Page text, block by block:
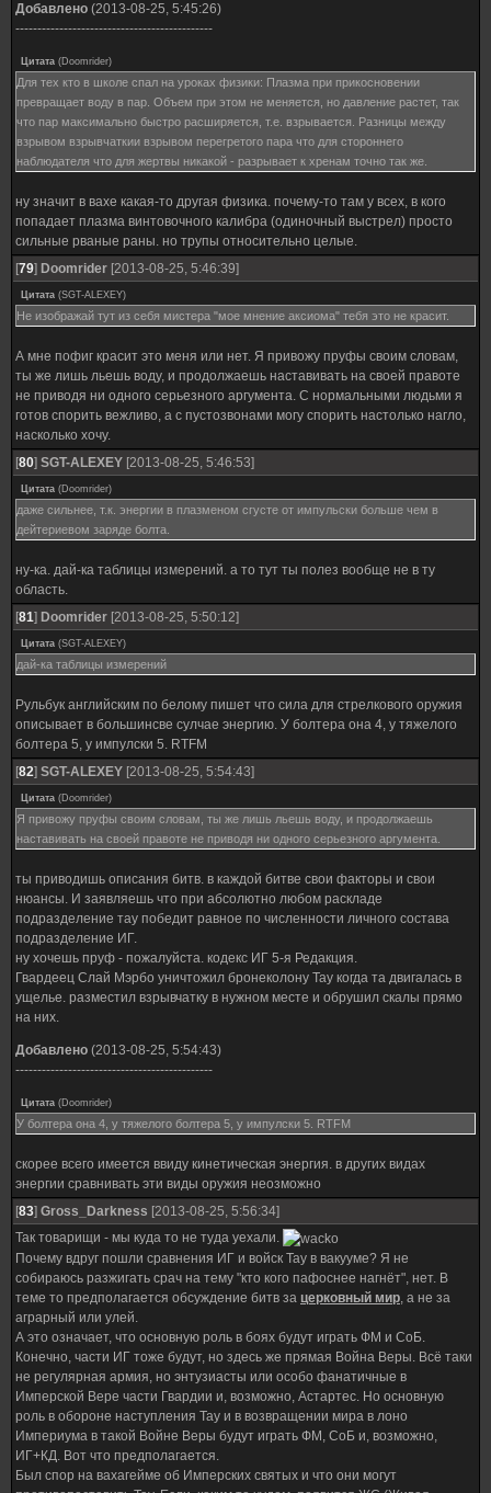
Добавлено (2013-08-25, 5:45:26)
---------------------------------------------
Цитата (Doomrider)
Для тех кто в школе спал на уроках физики: Плазма при прикосновении
превращает воду в пар. Объем при этом не меняется, но давление растет, так
что пар максимально быстро расширяется, т.е. взрывается. Разницы между
взрывом взрывчаткии взрывом перегретого пара что для стороннего
наблюдателя что для жертвы никакой - разрывает к хренам точно так же.
ну значит в вахе какая-то другая физика. почему-то там у всех, в кого
попадает плазма винтовочного калибра (одиночный выстрел) просто
сильные рваные раны. но трупы относительно целые.
[79] Doomrider [2013-08-25, 5:46:39]
Цитата (SGT-ALEXEY)
Не изображай тут из себя мистера "мое мнение аксиома" тебя это не красит.
А мне пофиг красит это меня или нет. Я привожу пруфы своим словам,
ты же лишь льешь воду, и продолжаешь наставивать на своей правоте
не приводя ни одного серьезного аргумента. С нормальными людьми я
готов спорить вежливо, а с пустозвонами могу спорить настолько нагло,
насколько хочу.
[80] SGT-ALEXEY [2013-08-25, 5:46:53]
Цитата (Doomrider)
даже сильнее, т.к. энергии в плазменом сгусте от импульски больше чем в
дейтериевом заряде болта.
ну-ка. дай-ка таблицы измерений. а то тут ты полез вообще не в ту
область.
[81] Doomrider [2013-08-25, 5:50:12]
Цитата (SGT-ALEXEY)
дай-ка таблицы измерений
Рульбук английским по белому пишет что сила для стрелкового оружия
описывает в большинсве сулчае энергию. У болтера она 4, у тяжелого
болтера 5, у импулски 5. RTFM
[82] SGT-ALEXEY [2013-08-25, 5:54:43]
Цитата (Doomrider)
Я привожу пруфы своим словам, ты же лишь льешь воду, и продолжаешь
наставивать на своей правоте не приводя ни одного серьезного аргумента.
ты приводишь описания битв. в каждой битве свои факторы и свои
нюансы. И заявляешь что при абсолютно любом раскладе
подразделение тау победит равное по численности личного состава
подразделение ИГ.
ну хочешь пруф - пожалуйста. кодекс ИГ 5-я Редакция.
Гвардеец Слай Мэрбо уничтожил бронеколону Тау когда та двигалась в
ущелье. разместил взрывчатку в нужном месте и обрушил скалы прямо
на них.
Добавлено (2013-08-25, 5:54:43)
---------------------------------------------
Цитата (Doomrider)
У болтера она 4, у тяжелого болтера 5, у импулски 5. RTFM
скорее всего имеется ввиду кинетическая энергия. в других видах
энергии сравнивать эти виды оружия неозможно
[83] Gross_Darkness [2013-08-25, 5:56:34]
Так товарищи - мы куда то не туда уехали.
Почему вдруг пошли сравнения ИГ и войск Тау в вакууме? Я не
собираюсь разжигать срач на тему "кто кого пафоснее нагнёт", нет. В
теме то предполагается обсуждение битв за церковный мир, а не за
аграрный или улей.
А это означает, что основную роль в боях будут играть ФМ и СоБ.
Конечно, части ИГ тоже будут, но здесь же прямая Война Веры. Всё таки
не регулярная армия, но энтузиасты или особо фанатичные в
Имперской Вере части Гвардии и, возможно, Астартес. Но основную
роль в обороне наступления Тау и в возвращении мира в лоно
Империума в такой Войне Веры будут играть ФМ, СоБ и, возможно,
ИГ+КД. Вот что предполагается.
Был спор на вахагейме об Имперских святых и что они могут